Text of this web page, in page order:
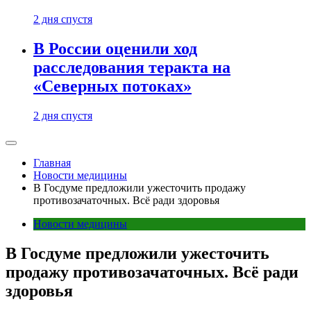
2 дня спустя
В России оценили ход
расследования теракта на
«Северных потоках»
2 дня спустя
Главная
Новости медицины
В Госдуме предложили ужесточить продажу
противозачаточных. Всё ради здоровья
Новости медицины
В Госдуме предложили ужесточить
продажу противозачаточных. Всё ради
здоровья